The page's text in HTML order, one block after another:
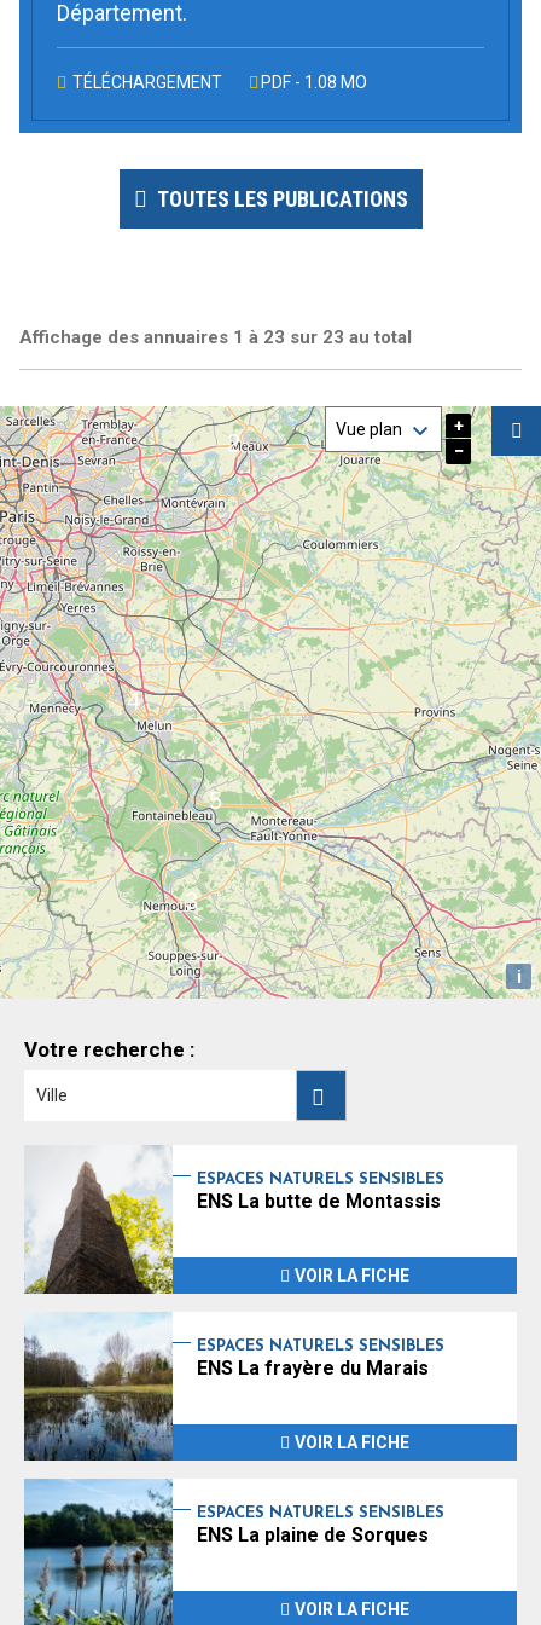
Département.
TÉLÉCHARGEMENT PDF - 1.08 MO
TOUTES LES PUBLICATIONS
Affichage des annuaires 1 à 23 sur 23 au total
Votre recherche :
ESPACES NATURELS SENSIBLES
ENS La butte de Montassis
VOIR LA FICHE
ESPACES NATURELS SENSIBLES
ENS La frayère du Marais
VOIR LA FICHE
ESPACES NATURELS SENSIBLES
ENS La plaine de Sorques
VOIR LA FICHE
i
+
−